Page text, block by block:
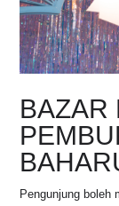
BAZAR
Pengunjung boleh